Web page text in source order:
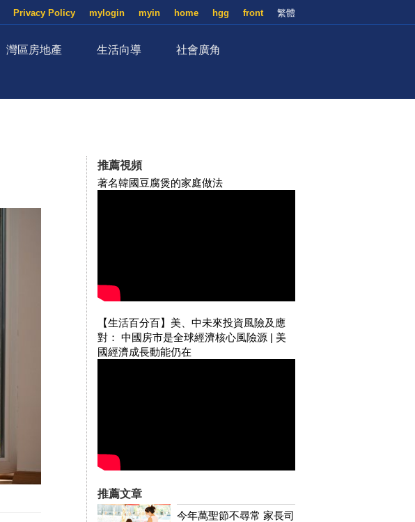
繁體
front
hgg
home
myin
mylogin
Privacy Policy
灣區房地產 生活向導 社會廣角
推薦視頻
著名韓國豆腐煲的家庭做法
【生活百分百】美、中未來投資風險及應
對： 中國房市是全球經濟核心風險源 | 美
國經濟成長動能仍在
推薦文章
今年萬聖節不尋常 家長司